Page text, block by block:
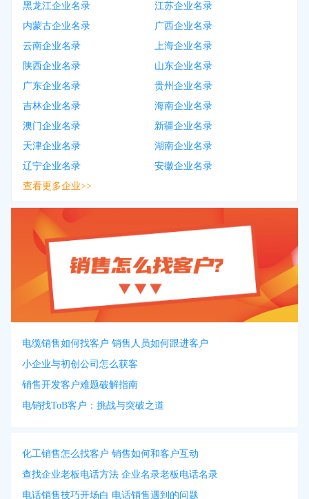
黑龙江企业名录
江苏企业名录
内蒙古企业名录
广西企业名录
云南企业名录
上海企业名录
陕西企业名录
山东企业名录
广东企业名录
贵州企业名录
吉林企业名录
海南企业名录
澳门企业名录
新疆企业名录
天津企业名录
湖南企业名录
辽宁企业名录
安徽企业名录
查看更多企业>>
电缆销售如何找客户 销售人员如何跟进客户
小企业与初创公司怎么获客
销售开发客户难题破解指南
电销找ToB客户：挑战与突破之道
化工销售怎么找客户 销售如何和客户互动
查找企业老板电话方法 企业名录老板电话名录
电话销售技巧开场白 电话销售遇到的问题